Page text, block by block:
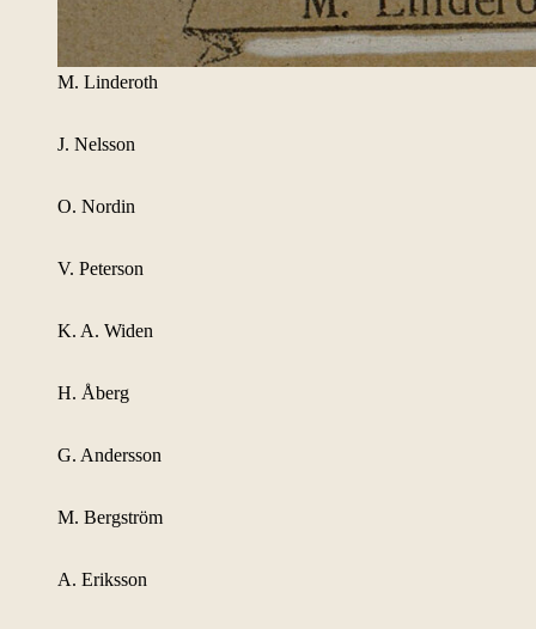
M. Linderoth
J. Nelsson
O. Nordin
V. Peterson
K. A. Widen
H. Åberg
G. Andersson
M. Bergström
A. Eriksson